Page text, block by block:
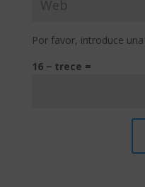
Por favor, introduce
16 − trece =